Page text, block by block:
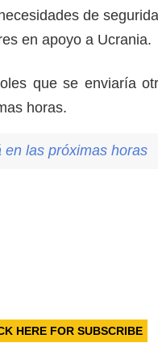
de
en apoyo a Ucrania.
que se enviaría
horas.
las próximas horas
HERE FOR SUBSCRIBE